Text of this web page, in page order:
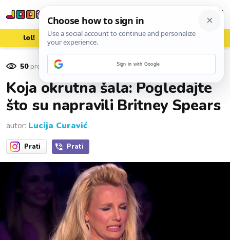
lol! aww vrh! woot?!
50pregleda
Koja okrutna šala: Pogledajte
što su napravili Britney Spears
autor: Lucija Curavić
Prati Prati
Sign in with Google